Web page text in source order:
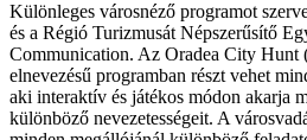
Különleges városnéző programot
és a Régió Turizmusát Népszerűsítő
Communication. Az Oradea City Hunt
elnevezésű programban részt vehet
aki interaktív és játékos módon akarja
különböző nevezetességeit. A